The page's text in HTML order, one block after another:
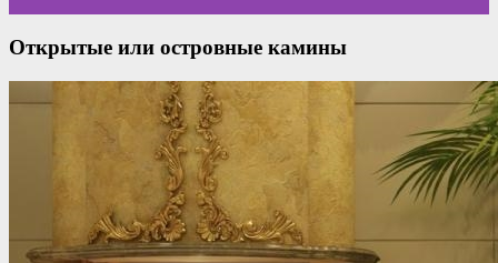
Открытые или островные камины